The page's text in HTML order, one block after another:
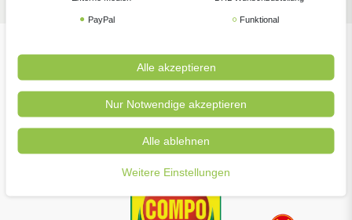
Unsere beliebtesten Marken
PayPal Funktional
Alle akzeptieren
Nur Notwendige akzeptieren
Alle ablehnen
Weitere Einstellungen